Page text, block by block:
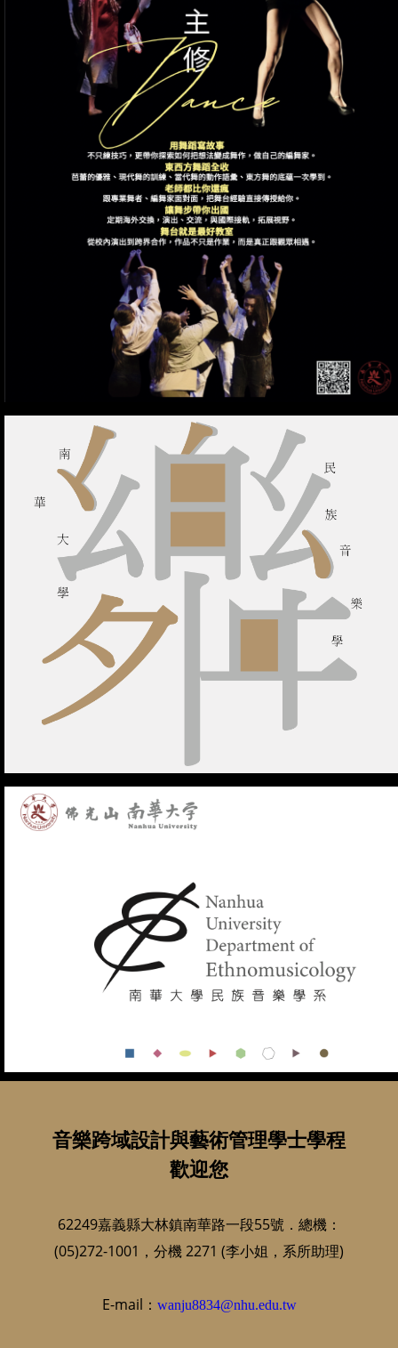
音樂跨域設計與藝術管理學士學程
歡迎您
62249嘉義縣大林鎮南華路一段55號．總機：
(05)272-1001，分機 2271 (李小姐，系所助理)
E-mail： wanju8834@nhu.edu.tw